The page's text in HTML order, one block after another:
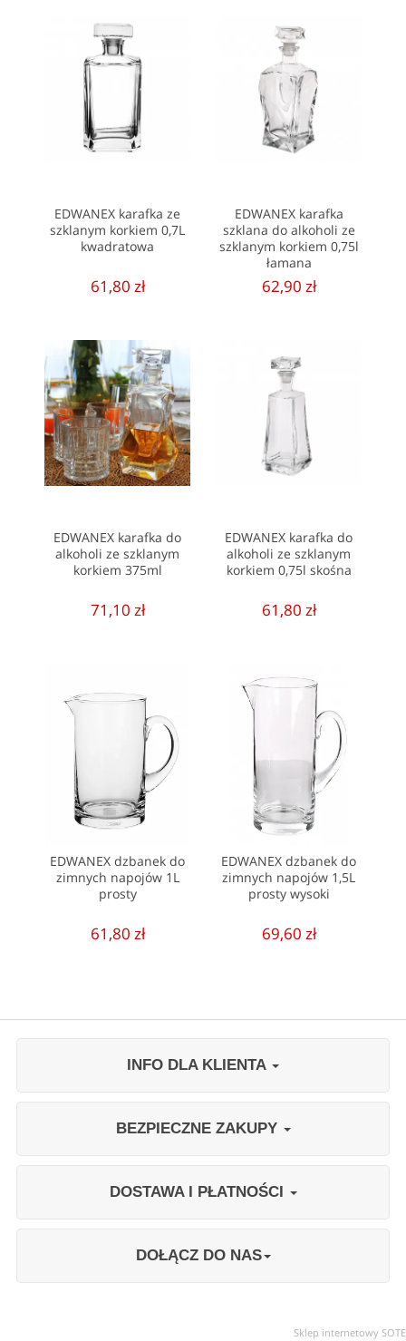
EDWANEX karafka ze
szklanym korkiem 0,7L
kwadratowa
61,80 zł
EDWANEX karafka
szklana do alkoholi ze
szklanym korkiem 0,75l
łamana
62,90 zł
EDWANEX karafka do
alkoholi ze szklanym
korkiem 375ml
71,10 zł
EDWANEX karafka do
alkoholi ze szklanym
korkiem 0,75l skośna
61,80 zł
EDWANEX dzbanek do
zimnych napojów 1L
prosty
61,80 zł
EDWANEX dzbanek do
zimnych napojów 1,5L
prosty wysoki
69,60 zł
INFO DLA KLIENTA
BEZPIECZNE ZAKUPY
DOSTAWA I PŁATNOŚCI
DOŁĄCZ DO NAS
Sklep internetowy SOTE